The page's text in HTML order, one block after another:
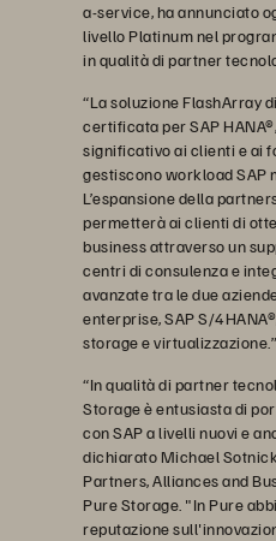
a-service, ha annunciato
livello Platinum nel
in qualità di partner
“La soluzione FlashArray
certificata per SAP
significativo ai clienti e ai
gestiscono workload SAP
L’espansione della
permetterà ai clienti di
business attraverso un
centri di consulenza e
avanzate tra le due
enterprise, SAP S/
storage e virtualizzazione.”
“In qualità di partner
Storage è entusiasta di
con SAP a livelli nuovi e
dichiarato Michael
Partners, Alliances and
Pure Storage. "In Pure
reputazione